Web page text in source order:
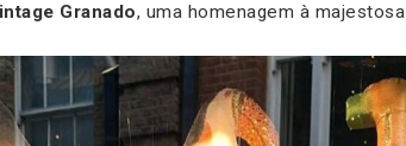
Granado, uma homenagem à majestosa